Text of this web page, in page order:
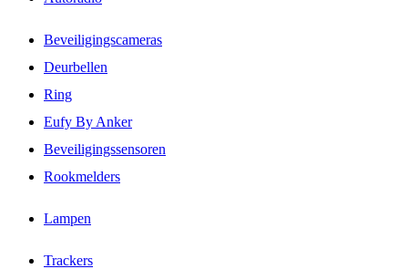
Beveiligingscameras
Deurbellen
Ring
Eufy By Anker
Beveiligingssensoren
Rookmelders
Lampen
Trackers